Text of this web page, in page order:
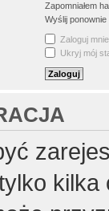
Zapomniałem
Wyślij
Zaloguj
Ukryj mój
kilka